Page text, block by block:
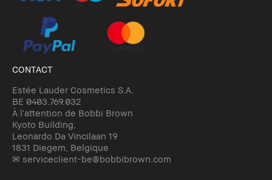
CONTACT
Estée Lauder Cosmetics S.A.
BE 0403.769.032
À l'attention de Bobbi Brown
Kyoto Building,
Leonardo Da Vincilaan 19
1831 Diegem, Belgique
✉ serviceclient-be@bobbibrown.com